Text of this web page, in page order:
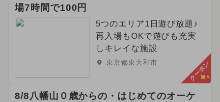
場7時間で100円
5つのエリア1日遊び放題♪
再入場もOKで遊びも充実
しキレイな施設
東京都東大和市 クーポン
8/8八幡山０歳からの・はじめてのオーケ